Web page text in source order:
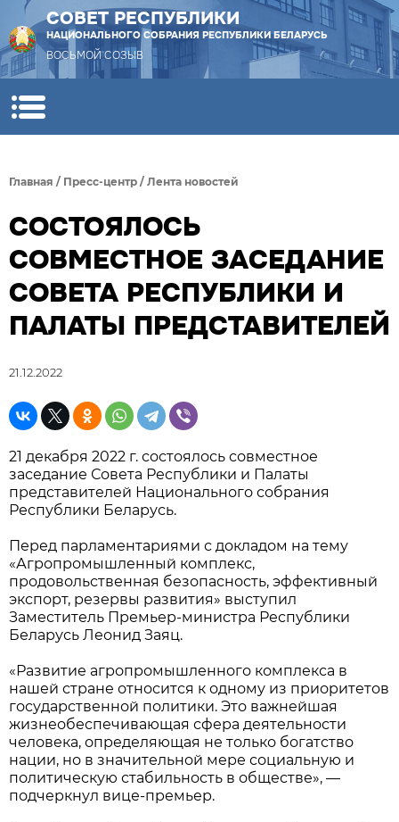
СОВЕТ РЕСПУБЛИКИ
НАЦИОНАЛЬНОГО СОБРАНИЯ РЕСПУБЛИКИ БЕЛАРУСЬ
ВОСЬМОЙ СОЗЫВ
Главная / Пресс-центр / Лента новостей
СОСТОЯЛОСЬ
СОВМЕСТНОЕ ЗАСЕДАНИЕ
СОВЕТА РЕСПУБЛИКИ И
ПАЛАТЫ ПРЕДСТАВИТЕЛЕЙ
21.12.2022
21 декабря 2022 г. состоялось совместное
заседание Совета Республики и Палаты
представителей Национального собрания
Республики Беларусь.
Перед парламентариями с докладом на тему
«Агропромышленный комплекс,
продовольственная безопасность, эффективный
экспорт, резервы развития» выступил
Заместитель Премьер-министра Республики
Беларусь Леонид Заяц.
«Развитие агропромышленного комплекса в
нашей стране относится к одному из приоритетов
государственной политики. Это важнейшая
жизнеобеспечивающая сфера деятельности
человека, определяющая не только богатство
нации, но в значительной мере социальную и
политическую стабильность в обществе», —
подчеркнул вице-премьер.